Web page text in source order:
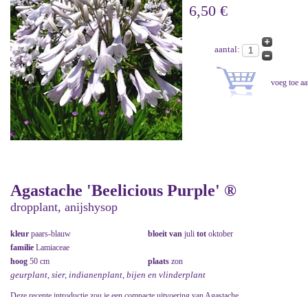
6,50 €
aantal:
Agastache 'Beelicious Purple' ®
dropplant, anijshysop
kleur paars-blauw bloeit van juli tot oktober
familie Lamiaceae
hoog 50 cm plaats zon
geurplant, sier, indianenplant, bijen en vlinderplant